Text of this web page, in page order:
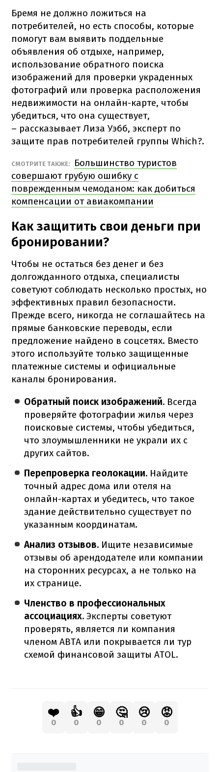
Бремя не должно ложиться на
потребителей, но есть способы, которые
помогут вам выявить поддельные
объявления об отдыхе, например,
использование обратного поиска
изображений для проверки украденных
фотографий или проверка расположения
недвижимости на онлайн-карте, чтобы
убедиться, что она существует,
– рассказывает Лиза Уэбб, эксперт по
защите прав потребителей группы Which?.
СМОТРИТЕ ТАКЖЕ:
Большинство туристов
совершают грубую ошибку с
поврежденным чемоданом: как добиться
компенсации от авиакомпании
Как защитить свои деньги при
бронировании?
Чтобы не остаться без денег и без
долгожданного отдыха, специалисты
советуют соблюдать несколько простых, но
эффективных правил безопасности.
Прежде всего, никогда не соглашайтесь на
прямые банковские переводы, если
предложение найдено в соцсетях. Вместо
этого используйте только защищенные
платежные системы и официальные
каналы бронирования.
Обратный поиск изображений. Всегда
проверяйте фотографии жилья через
поисковые системы, чтобы убедиться,
что злоумышленники не украли их с
других сайтов.
Перепроверка геолокации. Найдите
точный адрес дома или отеля на
онлайн-картах и убедитесь, что такое
здание действительно существует по
указанным координатам.
Анализ отзывов. Ищите независимые
отзывы об арендодателе или компании
на сторонних ресурсах, а не только на
их странице.
Членство в профессиональных
ассоциациях. Эксперты советуют
проверять, является ли компания
членом ABTA или покрывается ли тур
схемой финансовой защиты ATOL.
❤️
0
👍
0
😁
0
🤔
0
😢
0
😡
0